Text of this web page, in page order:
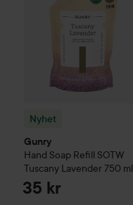
Nyhet
Gunry
Hand Soap Refill SOTW
Tuscany Lavender 750 ml
35 kr